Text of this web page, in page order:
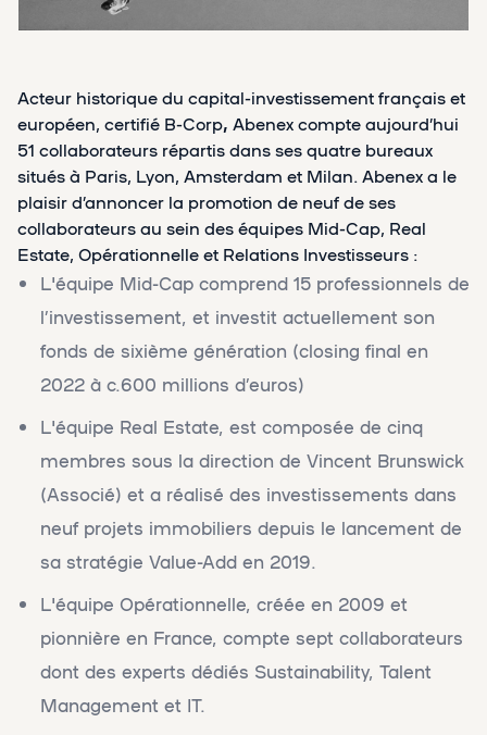
Acteur historique du capital-investissement français et
européen, certifié B-Corp, Abenex compte aujourd’hui
51 collaborateurs répartis dans ses quatre bureaux
situés à Paris, Lyon, Amsterdam et Milan. Abenex a le
plaisir d’annoncer la promotion de neuf de ses
collaborateurs au sein des équipes Mid-Cap, Real
Estate, Opérationnelle et Relations Investisseurs :
L'équipe Mid-Cap comprend 15 professionnels de
l’investissement, et investit actuellement son
fonds de sixième génération (closing final en
2022 à c.600 millions d’euros)
L'équipe Real Estate, est composée de cinq
membres sous la direction de Vincent Brunswick
(Associé) et a réalisé des investissements dans
neuf projets immobiliers depuis le lancement de
sa stratégie Value-Add en 2019.
L'équipe Opérationnelle, créée en 2009 et
pionnière en France, compte sept collaborateurs
dont des experts dédiés Sustainability, Talent
Management et IT.